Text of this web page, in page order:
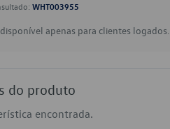
WHT003955
apenas para clientes logados.
do produto
encontrada.